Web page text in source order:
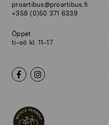
proartibus@proartibus.fi
+358 (0)50 371 6339
Öppet
ti–sö kl. 11–17